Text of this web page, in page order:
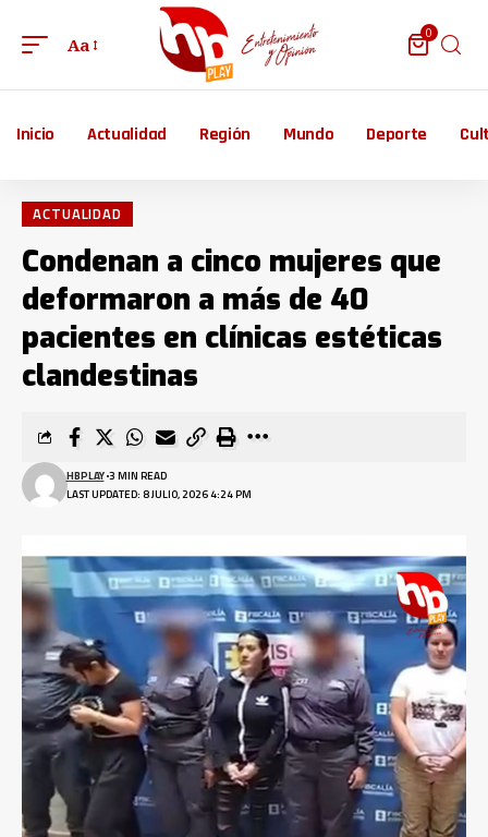
Aa
0
Inicio Actualidad Región Mundo Deporte
ACTUALIDAD
Condenan a cinco mujeres que
deformaron a más de 40
pacientes en clínicas estéticas
clandestinas
LAST UPDATED: 8 JULIO, 2026 4:24 PM
HBPLAY 3 MIN READ